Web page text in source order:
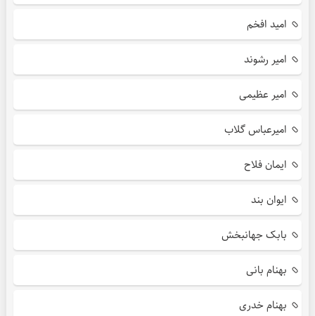
امید افخم
امیر رشوند
امیر عظیمی
امیرعباس گلاب
ایمان فلاح
ایوان بند
بابک جهانبخش
بهنام بانی
بهنام خدری